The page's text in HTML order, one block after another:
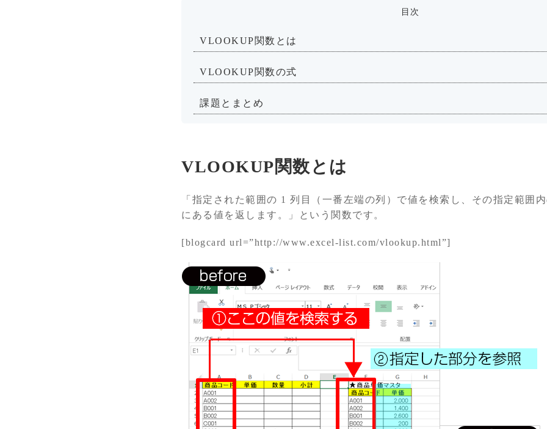
目次
VLOOKUP関数とは
VLOOKUP関数の式
課題とまとめ
VLOOKUP関数とは
「指定された範囲の 1 列目（一番左端の列）で値を検索し、その指定範囲
にある値を返します。」という関数です。
[blogcard url=”http://www.excel-list.com/vlookup.html”]